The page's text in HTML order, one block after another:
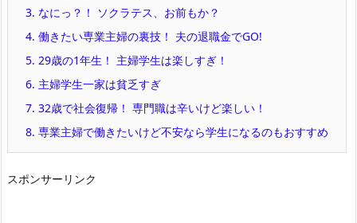
3. なにっ？！ ソクラテス、お前もか？
4. 働きたい専業主婦の裏技！ 夫の退職金でGO!
5. 29歳の1年生！ 主婦学生は楽しすぎ！
6. 主婦学生一家は貧乏すぎ
7. 32歳で社会復帰！ 専門職は辛いけど楽しい！
8. 専業主婦で働きたいけど不安なら学生になるのもおすすめ
スポンサーリンク